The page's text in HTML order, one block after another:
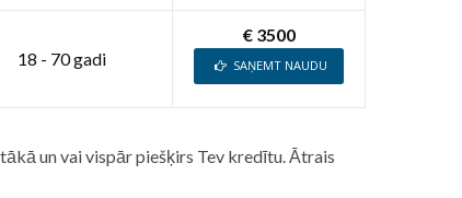
18 - 70 gadi
€ 3500
SAŅEMT NAUDU
un vai vispār piešķirs Tev kredītu. Ātrais